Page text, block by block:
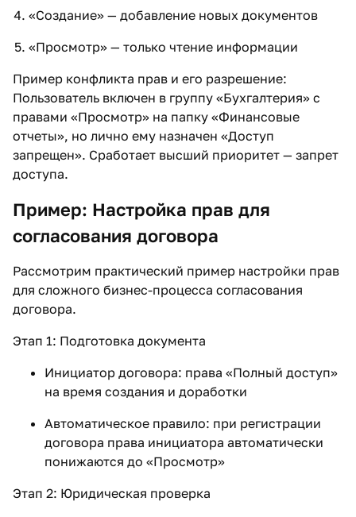
«Создание» — добавление новых документов
«Просмотр» — только чтение информации
Пример конфликта прав и его разрешение:
Пользователь включен в группу «Бухгалтерия» с
правами «Просмотр» на папку «Финансовые
отчеты», но лично ему назначен «Доступ
запрещен». Сработает высший приоритет — запрет
доступа.
Пример: Настройка прав для
согласования договора
Рассмотрим практический пример настройки прав
для сложного бизнес-процесса согласования
договора.
Этап 1: Подготовка документа
Инициатор договора: права «Полный доступ»
на время создания и доработки
Автоматическое правило: при регистрации
договора права инициатора автоматически
понижаются до «Просмотр»
Этап 2: Юридическая проверка